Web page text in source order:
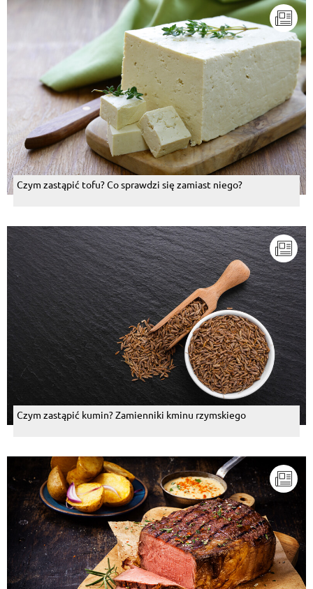
Czym zastąpić tofu? Co sprawdzi się zamiast niego?
Czym zastąpić kumin? Zamienniki kminu rzymskiego